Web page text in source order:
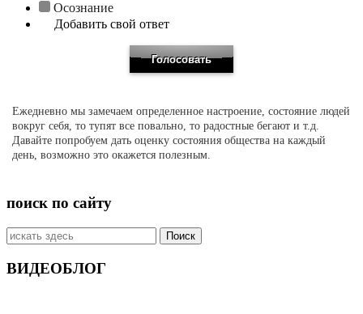
Осознание
Добавить свой ответ
Ежедневно мы замечаем определенное настроение, состояние людей
вокруг себя, то тупят все повально, то радостные бегают и т.д.
Давайте попробуем дать оценку состояния общества на каждый
день, возможно это окажется полезным.
поиск по сайту
Искать:
ВИДЕОБЛОГ